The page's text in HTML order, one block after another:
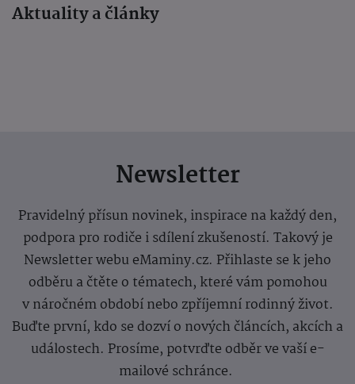
Aktuality a články
Newsletter
Pravidelný přísun novinek, inspirace na každý den,
podpora pro rodiče i sdílení zkušeností. Takový je
Newsletter webu eMaminy.cz. Přihlaste se k jeho
odběru a čtěte o tématech, které vám pomohou
v náročném období nebo zpříjemní rodinný život.
Buďte první, kdo se dozví o nových článcích, akcích a
událostech. Prosíme, potvrďte odběr ve vaší e-
mailové schránce.